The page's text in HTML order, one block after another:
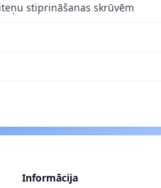
stiprināšanas skrūvēm
Informācija